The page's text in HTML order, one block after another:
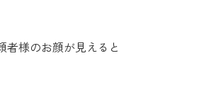
様のお顔が見えると